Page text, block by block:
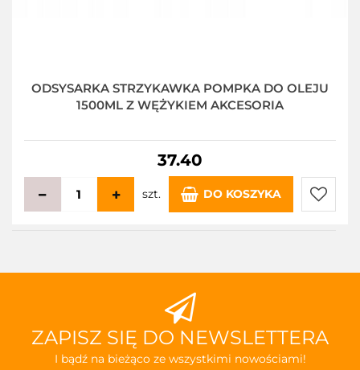
ODSYSARKA STRZYKAWKA POMPKA DO OLEJU
1500ML Z WĘŻYKIEM AKCESORIA
37.40
szt. DO KOSZYKA
Do
ZAPISZ SIĘ DO NEWSLETTERA
I bądź na bieżąco ze wszystkimi nowościami!